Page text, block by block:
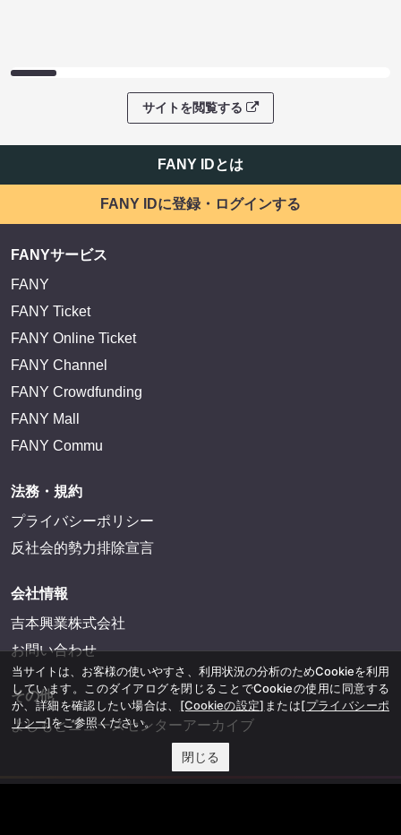
サイトを閲覧する
FANY IDとは
FANY IDに登録・ログインする
FANYサービス
FANY
FANY Ticket
FANY Online Ticket
FANY Channel
FANY Crowdfunding
FANY Mall
FANY Commu
法務・規約
プライバシーポリシー
反社会的勢力排除宣言
会社情報
吉本興業株式会社
お問い合わせ
その他
よしもとニュースセンターアーカイブ
当サイトは、お客様の使いやすさ、利用状況の分析のためCookieを利用
しています。このダイアログを閉じることでCookieの使用に同意する
か、詳細を確認したい場合は、 [Cookieの設定] または[プライバシーポ
リシー]をご参照ください。
閉じる